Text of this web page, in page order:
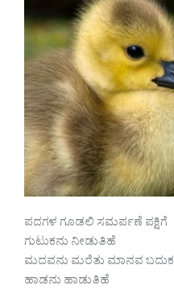
ಪದಗಳ ಗೂಡಲಿ ಸಮರ್ಪಣೆ ಪಕ್ಷಿಗೆ
ಗುಟುಕನು ನೀಡುತಿಹೆ
ಮದವನು ಮರೆತು ಮಾನವ ಬದುಕ
ಹಾಡನು ಹಾಡುತಿಹೆ